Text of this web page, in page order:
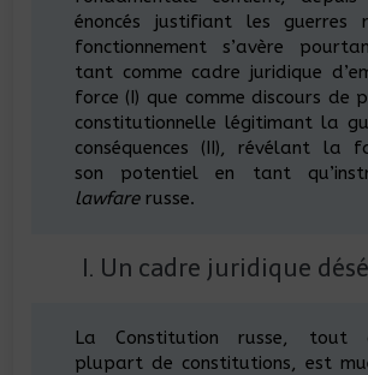
énoncés justifiant les guerres
fonctionnement s’avère
tant comme cadre juridique
force (I) que comme discours de
constitutionnelle légitimant la
conséquences (II), révélant la
son potentiel en tant
lawfarerusse.
I. Un cadre juridique
La Constitution russe, tout
plupart de constitutions, est